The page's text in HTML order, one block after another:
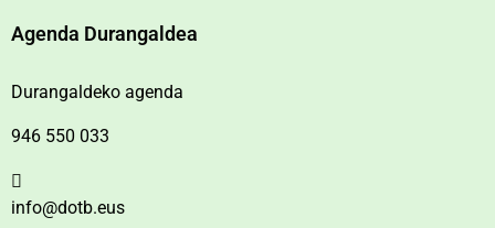
Agenda Durangaldea
Durangaldeko agenda
946 550 033
info@dotb.eus